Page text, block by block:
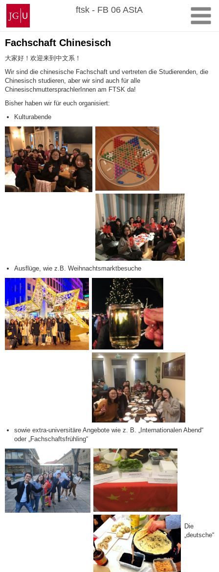
Zum
Inhalt
springen
Johannes
Gutenberg-
Universität
Mainz
ftsk - FB 06 AStA
Fachschaft Chinesisch
大家好！欢迎来到中文系！
Wir sind die chinesische Fachschaft und vertreten die Studierenden, die
Chinesisch studieren, aber wir sind auch für alle
ChinesischmuttersprachlerInnen am FTSK da!
Bisher haben wir für euch organisiert:
Kulturabende
Ausflüge, wie z.B. Weihnachtsmarktbesuche
sowie extra-universitäre Angebote wie z. B. „Internationalen Abend“
oder „Fachschaftsfrühling“
Die
„deutsche“